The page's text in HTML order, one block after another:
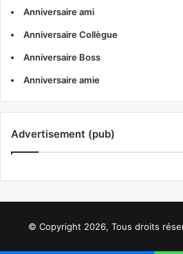
Anniversaire ami
Anniversaire Collègue
Anniversaire Boss
Anniversaire amie
Advertisement (pub)
© Copyright 2026, Tous droits